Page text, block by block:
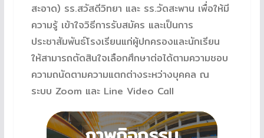
สะอาด) รร.สวัสดีวิทยา และ รร.วัดสะพาน เพื่อให้มี
ความรู้ เข้าใจวิธีการรับสมัคร และเป็นการ
ประชาสัมพันธ์โรงเรียนแก่ผู้ปกครองและนักเรียน
ให้สามารถตัดสินใจเลือกศึกษาต่อได้ตามความชอบ
ความถนัดตามความแตกต่างระหว่างบุคคล ณ
ระบบ Zoom และ Line Video Call